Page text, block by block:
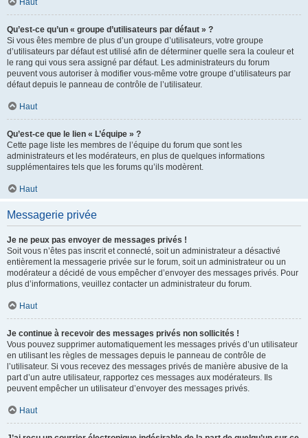
Haut
Qu’est-ce qu’un « groupe d’utilisateurs par défaut » ?
Si vous êtes membre de plus d’un groupe d’utilisateurs, votre groupe
d’utilisateurs par défaut est utilisé afin de déterminer quelle sera la couleur et
le rang qui vous sera assigné par défaut. Les administrateurs du forum
peuvent vous autoriser à modifier vous-même votre groupe d’utilisateurs par
défaut depuis le panneau de contrôle de l’utilisateur.
Haut
Qu’est-ce que le lien « L’équipe » ?
Cette page liste les membres de l’équipe du forum que sont les
administrateurs et les modérateurs, en plus de quelques informations
supplémentaires tels que les forums qu’ils modèrent.
Haut
Messagerie privée
Je ne peux pas envoyer de messages privés !
Soit vous n’êtes pas inscrit et connecté, soit un administrateur a désactivé
entièrement la messagerie privée sur le forum, soit un administrateur ou un
modérateur a décidé de vous empêcher d’envoyer des messages privés. Pour
plus d’informations, veuillez contacter un administrateur du forum.
Haut
Je continue à recevoir des messages privés non sollicités !
Vous pouvez supprimer automatiquement les messages privés d’un utilisateur
en utilisant les règles de messages depuis le panneau de contrôle de
l’utilisateur. Si vous recevez des messages privés de manière abusive de la
part d’un autre utilisateur, rapportez ces messages aux modérateurs. Ils
peuvent empêcher un utilisateur d’envoyer des messages privés.
Haut